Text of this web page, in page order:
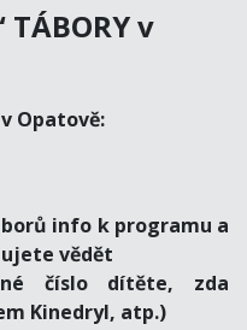
v
Opatově:
info k programu a
vědět
číslo dítěte, zda
Kinedryl, atp.)